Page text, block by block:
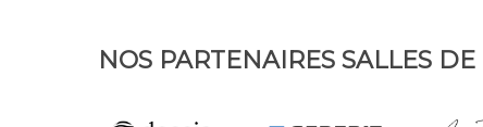
NOS PARTENAIRES SALLES